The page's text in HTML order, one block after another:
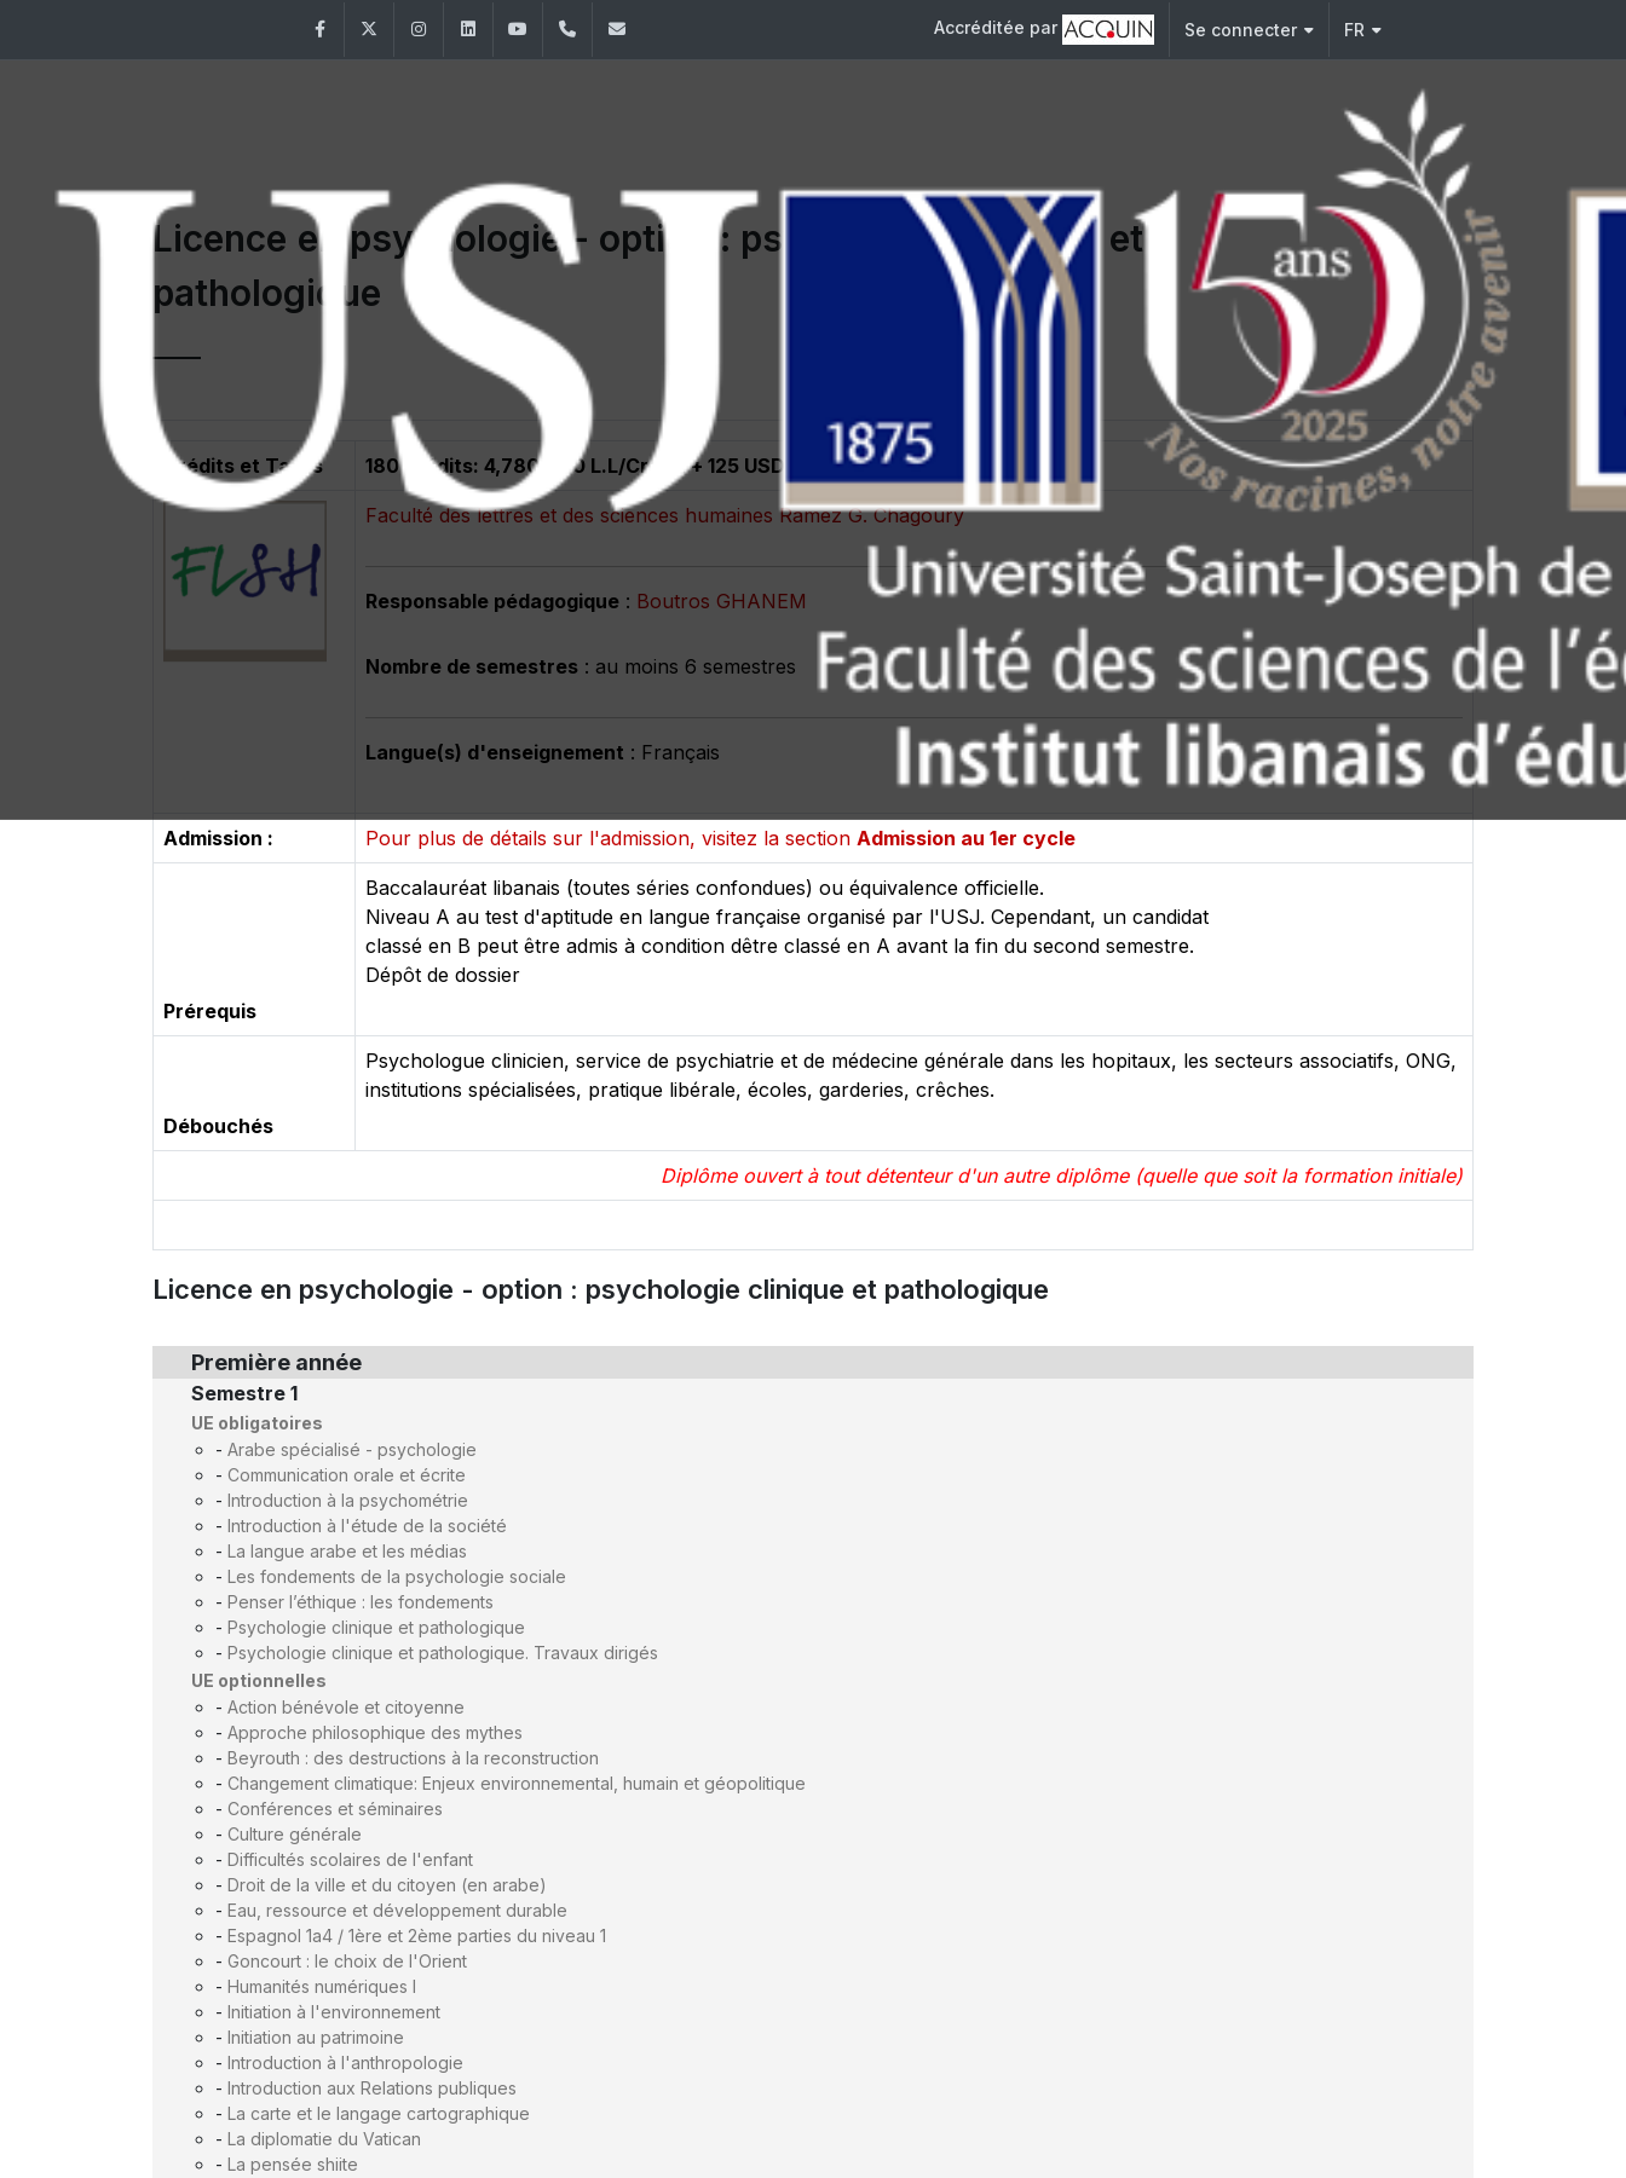
FacebookTwitter InstagramLinkedInYouTube+961 (1) 421 548 Accréditée par Se connecter FR
Licence en psychologie - option : psychologie clinique et
pathologique
Crédits et Tarifs 180 crédits: 4,780,000 L.L/Crédit + 125 USD/Crédit
Faculté des lettres et des sciences humaines Ramez G. Chagoury
Responsable pédagogique : Boutros GHANEM
Nombre de semestres : au moins 6 semestres
Langue(s) d'enseignement : Français
Admission : Pour plus de détails sur l'admission, visitez la section Admission au 1er cycle
Prérequis
Baccalauréat libanais (toutes séries confondues) ou équivalence officielle.
Niveau A au test d'aptitude en langue française organisé par l'USJ. Cependant, un candidat
classé en B peut être admis à condition dêtre classé en A avant la fin du second semestre.
Dépôt de dossier
Débouchés
Psychologue clinicien, service de psychiatrie et de médecine générale dans les hopitaux, les secteurs associatifs, ONG,
institutions spécialisées, pratique libérale, écoles, garderies, crêches.
Diplôme ouvert à tout détenteur d'un autre diplôme (quelle que soit la formation initiale)
Licence en psychologie - option : psychologie clinique et pathologique
Première année
Semestre 1
UE obligatoires
- Arabe spécialisé - psychologie
- Communication orale et écrite
- Introduction à la psychométrie
- Introduction à l'étude de la société
- La langue arabe et les médias
- Les fondements de la psychologie sociale
- Penser l’éthique : les fondements
- Psychologie clinique et pathologique
- Psychologie clinique et pathologique. Travaux dirigés
UE optionnelles
- Action bénévole et citoyenne
- Approche philosophique des mythes
- Beyrouth : des destructions à la reconstruction
- Changement climatique: Enjeux environnemental, humain et géopolitique
- Conférences et séminaires
- Culture générale
- Difficultés scolaires de l'enfant
- Droit de la ville et du citoyen (en arabe)
- Eau, ressource et développement durable
- Espagnol 1a4 / 1ère et 2ème parties du niveau 1
- Goncourt : le choix de l'Orient
- Humanités numériques I
- Initiation à l'environnement
- Initiation au patrimoine
- Introduction à l'anthropologie
- Introduction aux Relations publiques
- La carte et le langage cartographique
- La diplomatie du Vatican
- La pensée shiite